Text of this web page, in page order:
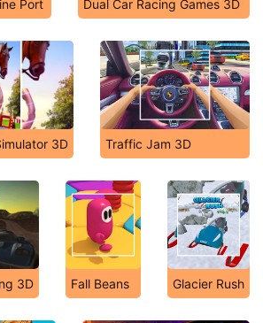
Port Dual Car Racing Games 3D
3D Traffic Jam 3D
3D Fall Beans Glacier Rush